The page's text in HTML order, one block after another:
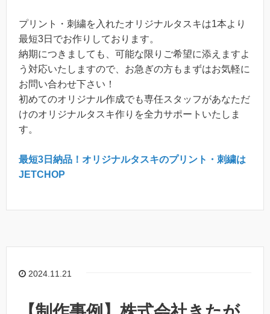
プリント・刺繍を入れたオリジナルタスキは1本より
最短3日でお作りしております。
納期につきましても、可能な限りご希望に添えますよ
う対応いたしますので、お急ぎの方もまずはお気軽に
お問い合わせ下さい！
初めてのオリジナル作成でも専任スタッフがあなただ
けのオリジナルタスキ作りを全力サポートいたしま
す。
最短3日納品！オリジナルタスキのプリント・刺繍は
JETCHOP
2024.11.21